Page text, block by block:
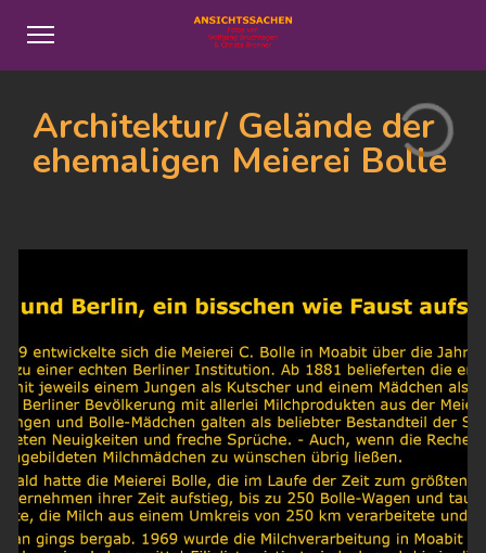
Architektur/ Gelände der
ehemaligen Meierei Bolle